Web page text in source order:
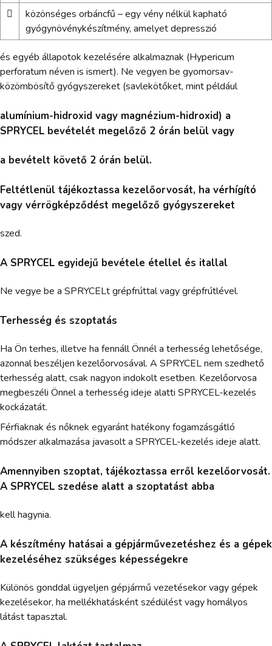

közönséges orbáncfű – egy vény nélkül kapható
gyógynövénykészítmény, amelyet depresszió
és egyéb állapotok kezelésére alkalmaznak (Hypericum
perforatum néven is ismert). Ne vegyen be gyomorsav-
közömbösítő gyógyszereket (savlekötőket, mint például
alumínium-hidroxid vagy magnézium-hidroxid) a
SPRYCEL bevételét megelőző 2 órán belül vagy
a bevételt követő 2 órán belül.
Feltétlenül tájékoztassa kezelőorvosát, ha vérhígító
vagy vérrögképződést megelőző gyógyszereket
szed.
A SPRYCEL egyidejű bevétele étellel és itallal
Ne vegye be a SPRYCELt grépfrúttal vagy grépfrútlével.
Terhesség és szoptatás
Ha Ön terhes, illetve ha fennáll Önnél a terhesség lehetősége,
azonnal beszéljen kezelőorvosával. A SPRYCEL nem szedhető
terhesség alatt, csak nagyon indokolt esetben. Kezelőorvosa
megbeszéli Önnel a terhesség ideje alatti SPRYCEL-kezelés
kockázatát.
Férfiaknak és nőknek egyaránt hatékony fogamzásgátló
módszer alkalmazása javasolt a SPRYCEL-kezelés ideje alatt.
Amennyiben szoptat, tájékoztassa erről kezelőorvosát.
A SPRYCEL szedése alatt a szoptatást abba
kell hagynia.
A készítmény hatásai a gépjárművezetéshez és a gépek
kezeléséhez szükséges képességekre
Különös gonddal ügyeljen gépjármű vezetésekor vagy gépek
kezelésekor, ha mellékhatásként szédülést vagy homályos
látást tapasztal.